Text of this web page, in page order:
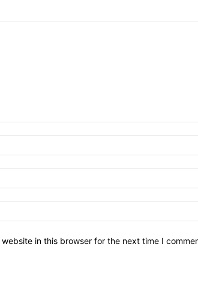
in this browser for the next time I